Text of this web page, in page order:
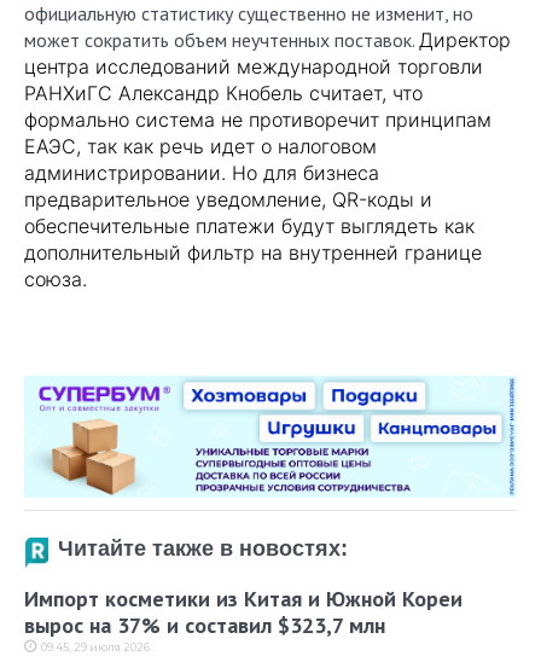
официальную статистику существенно не изменит, но
может сократить объем неучтенных поставок. Директор
центра исследований международной торговли
РАНХиГС Александр Кнобель считает, что
формально система не противоречит принципам
ЕАЭС, так как речь идет о налоговом
администрировании. Но для бизнеса
предварительное уведомление, QR-коды и
обеспечительные платежи будут выглядеть как
дополнительный фильтр на внутренней границе
союза.
Читайте также в новостях:
Импорт косметики из Китая и Южной Кореи
вырос на 37% и составил $323,7 млн
09:45, 29 июля 2026